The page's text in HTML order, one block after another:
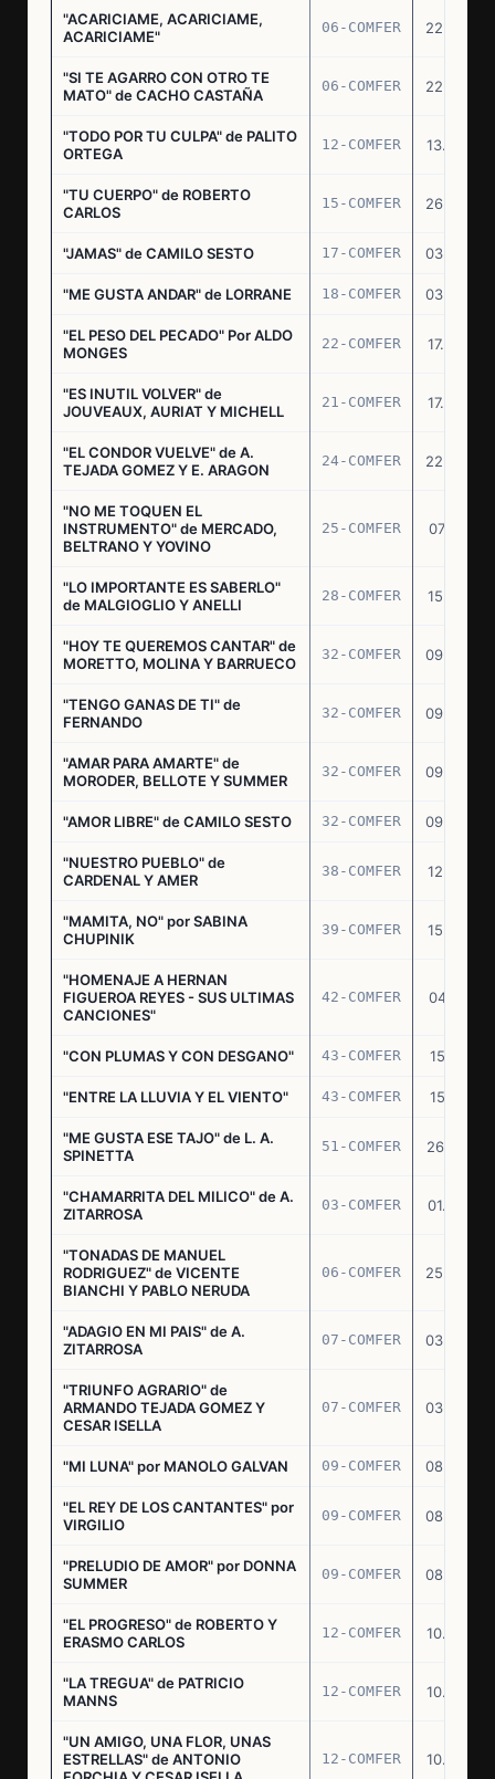
"ACARICIAME, ACARICIAME,
ACARICIAME"
06-COMFER 22.04.76
"SI TE AGARRO CON OTRO TE
MATO" de CACHO CASTAÑA
06-COMFER 22.04.76
"TODO POR TU CULPA" de PALITO
ORTEGA
12-COMFER 13.05.76
"TU CUERPO" de ROBERTO
CARLOS
15-COMFER 26.05.76
"JAMAS" de CAMILO SESTO 17-COMFER 03.06.76
"ME GUSTA ANDAR" de LORRANE 18-COMFER 03.06.76
"EL PESO DEL PECADO" Por ALDO
MONGES
22-COMFER 17.06.76
"ES INUTIL VOLVER" de
JOUVEAUX, AURIAT Y MICHELL
21-COMFER 17.06.76
"EL CONDOR VUELVE" de A.
TEJADA GOMEZ Y E. ARAGON
24-COMFER 22.06.76
"NO ME TOQUEN EL
INSTRUMENTO" de MERCADO,
BELTRANO Y YOVINO
25-COMFER 07.07.76
"LO IMPORTANTE ES SABERLO"
de MALGIOGLIO Y ANELLI
28-COMFER 15.07.76
"HOY TE QUEREMOS CANTAR" de
MORETTO, MOLINA Y BARRUECO
32-COMFER 09.09.76
"TENGO GANAS DE TI" de
FERNANDO
32-COMFER 09.09.76
"AMAR PARA AMARTE" de
MORODER, BELLOTE Y SUMMER
32-COMFER 09.09.76
"AMOR LIBRE" de CAMILO SESTO 32-COMFER 09.09.76
"NUESTRO PUEBLO" de
CARDENAL Y AMER
38-COMFER 12.10.76
"MAMITA, NO" por SABINA
CHUPINIK
39-COMFER 15.10.76
"HOMENAJE A HERNAN
FIGUEROA REYES - SUS ULTIMAS
CANCIONES"
42-COMFER 04.11.76
"CON PLUMAS Y CON DESGANO" 43-COMFER 15.11.76
"ENTRE LA LLUVIA Y EL VIENTO" 43-COMFER 15.11.76
"ME GUSTA ESE TAJO" de L. A.
SPINETTA
51-COMFER 26.12.76
"CHAMARRITA DEL MILICO" de A.
ZITARROSA
03-COMFER 01.02.77
"TONADAS DE MANUEL
RODRIGUEZ" de VICENTE
BIANCHI Y PABLO NERUDA
06-COMFER 25.02.77
"ADAGIO EN MI PAIS" de A.
ZITARROSA
07-COMFER 03.03.77
"TRIUNFO AGRARIO" de
ARMANDO TEJADA GOMEZ Y
CESAR ISELLA
07-COMFER 03.03.77
"MI LUNA" por MANOLO GALVAN 09-COMFER 08.03.77
"EL REY DE LOS CANTANTES" por
VIRGILIO
09-COMFER 08.03.77
"PRELUDIO DE AMOR" por DONNA
SUMMER
09-COMFER 08.03.77
"EL PROGRESO" de ROBERTO Y
ERASMO CARLOS
12-COMFER 10.03.77
"LA TREGUA" de PATRICIO
MANNS
12-COMFER 10.03.77
"UN AMIGO, UNA FLOR, UNAS
ESTRELLAS" de ANTONIO
12-COMFER 10.03.77